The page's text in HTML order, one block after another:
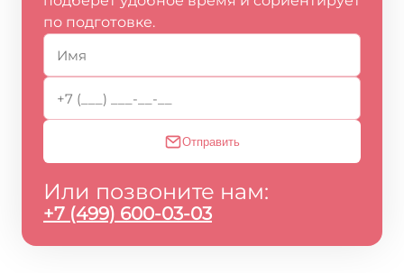
по подготовке.
Отправить
Или позвоните нам:
+7 (499) 600-03-03